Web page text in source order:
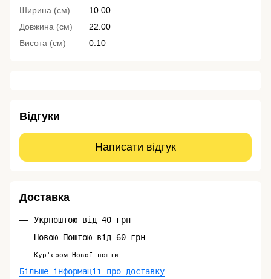
Ширина (см)
10.00
Довжина (см)
22.00
Висота (см)
0.10
Відгуки
Написати відгук
Доставка
Укрпоштою від 40 грн
Новою Поштою від 60 грн
Кур'єром Нової пошти
Більше інформації про доставку